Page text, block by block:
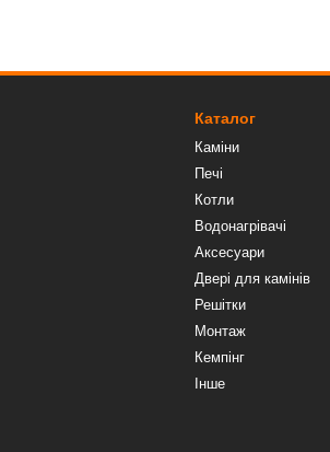
Каталог
Каміни
Печі
Котли
Водонагрівачі
Аксесуари
Двері для камінів
Решітки
Монтаж
Кемпінг
Інше